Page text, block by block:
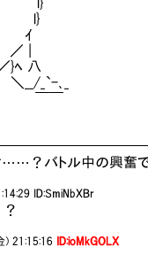
l}
ｲ
|
八
､_
け……？バトル中の興
ID:SmiNbXBr
21:15:16 ID:ioMkGOLX